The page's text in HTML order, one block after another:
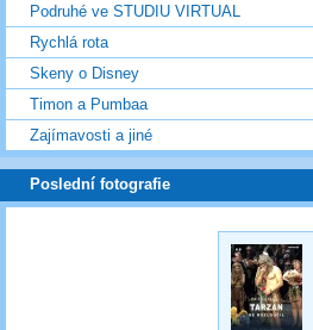
Podruhé ve STUDIU VIRTUAL
Rychlá rota
Skeny o Disney
Timon a Pumbaa
Zajímavosti a jiné
Poslední fotografie